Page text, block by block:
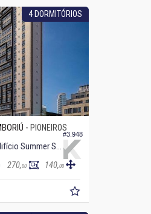
4 DORMITÓRIOS
#3.948
- PIONEIROS
Apartamento no Edifício Summer Sun
270,00 140,00